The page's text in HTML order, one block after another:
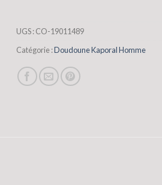
UGS :CO-19011489
Catégorie :Doudoune Kaporal Homme